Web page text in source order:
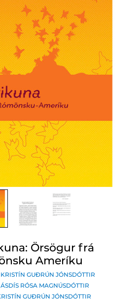
Örsögur frá
Ameríku
KRISTÍN GUÐRÚN JÓNSDÓTTIR
ÁSDÍS RÓSA MAGNÚSDÓTTIR
GUÐRÚN JÓNSDÓTTIR